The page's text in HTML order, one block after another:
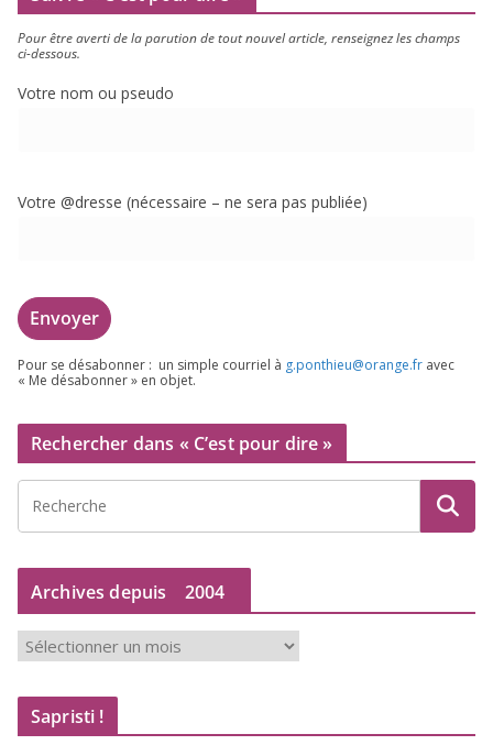
Pour être aver­ti de la paru­tion de tout nou­vel article, ren­sei­gnez les champs
ci-dessous.
Votre nom ou pseudo
Votre @dresse (néces­saire – ne sera pas publiée)
Pour se désa­bon­ner : un simple cour­riel à g.​ponthieu@​orange.​fr avec
« Me désa­bon­ner » en objet.
Rechercher dans « C’est pour dire »
Archives depuis 2004
r
c
Sapristi !